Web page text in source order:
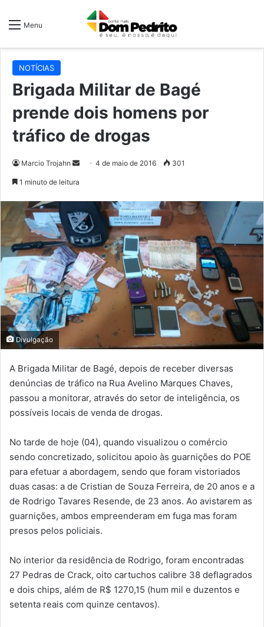
Menu
NOTÍCIAS
Brigada Militar de Bagé
prende dois homens por
tráfico de drogas
Marcio Trojahn
Mande4 de maio de 2016 301
1 minuto de leitura
Divulgação
A Brigada Militar de Bagé, depois de receber diversas
denúncias de tráfico na Rua Avelino Marques Chaves,
passou a monitorar, através do setor de inteligência, os
possíveis locais de venda de drogas.
No tarde de hoje (04), quando visualizou o comércio
sendo concretizado, solicitou apoio às guarnições do POE
para efetuar a abordagem, sendo que foram vistoriados
duas casas: a de Cristian de Souza Ferreira, de 20 anos e a
de Rodrigo Tavares Resende, de 23 anos. Ao avistarem as
guarnições, ambos empreenderam em fuga mas foram
presos pelos policiais.
No interior da residência de Rodrigo, foram encontradas
27 Pedras de Crack, oito cartuchos calibre 38 deflagrados
e dois chips, além de R$ 1270,15 (hum mil e duzentos e
setenta reais com quinze centavos).